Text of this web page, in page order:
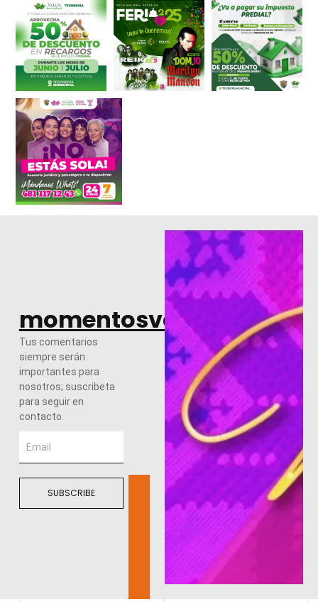
momentosvalles.com
Tus comentarios
siempre serán
importantes para
nosotros; suscribeta
para seguir en
contacto.
SUBSCRIBE